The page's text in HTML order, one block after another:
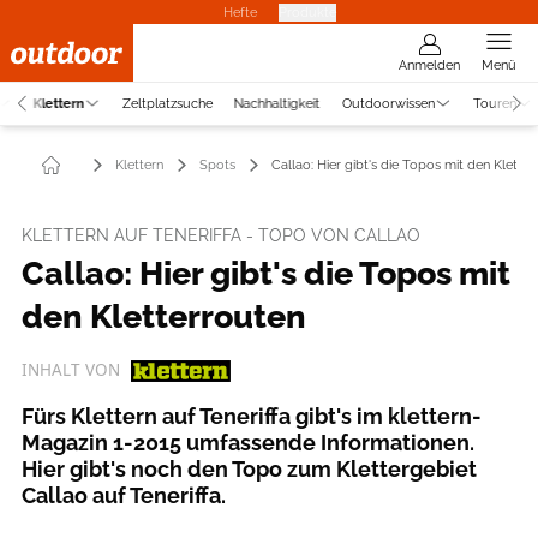
Hefte
Anmelden Menü
Klettern Zeltplatzsuche Nachhaltigkeit Outdoorwissen Touren
Klettern Spots Callao: Hier gibt's die Topos mit den
KLETTERN AUF TENERIFFA - TOPO VON CALLAO
Callao: Hier gibt's die Topos mit
den Kletterrouten
INHALT VON
Fürs Klettern auf Teneriffa gibt's im klettern-
Magazin 1-2015 umfassende Informationen.
Hier gibt's noch den Topo zum Klettergebiet
Callao auf Teneriffa.